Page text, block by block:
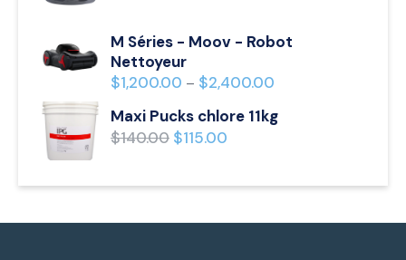
M Séries - Moov - Robot
Nettoyeur
$1,200.00 – $2,400.00
Maxi Pucks chlore 11kg
$140.00 $115.00